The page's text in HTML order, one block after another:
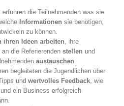
erfuhren die Teilnehmenden was sie
Informationen sie benötigen,
zu können.
ihren Ideen arbeiten, ihre
an die Referierenden stellen und
austauschen.
begleiteten die Jugendlichen über
und wertvolles Feedback, wie
ein Business erfolgreich